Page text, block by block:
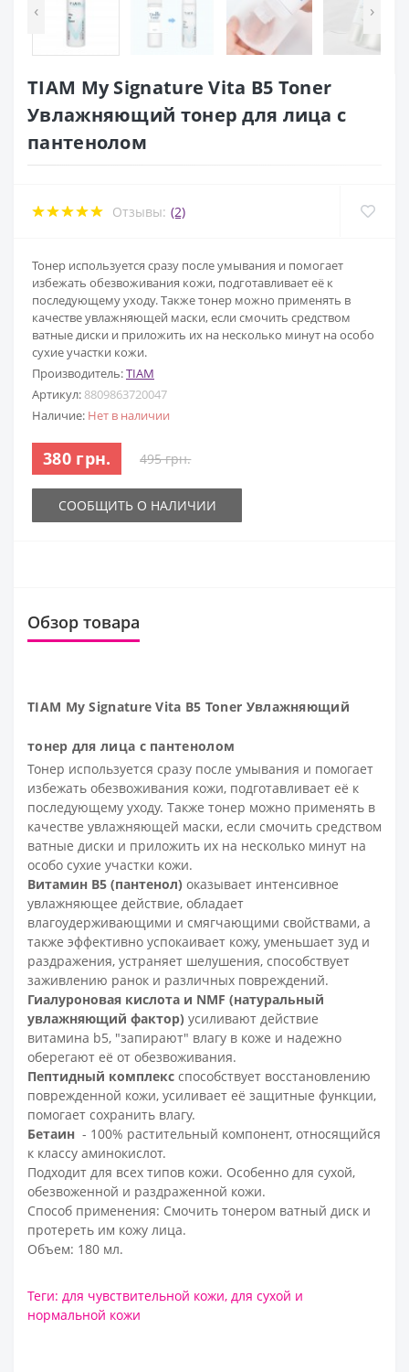
‹ ›
TIAM My Signature Vita B5 Toner
Увлажняющий тонер для лица с
пантенолом
Отзывы: (2)
Тонер используется сразу после умывания и помогает
избежать обезвоживания кожи, подготавливает её к
последующему уходу. Также тонер можно применять в
качестве увлажняющей маски, если смочить средством
ватные диски и приложить их на несколько минут на особо
сухие участки кожи.
Производитель:TIAM
Артикул: 8809863720047
Наличие: Нет в наличии
380 грн. 495 грн.
СООБЩИТЬ О НАЛИЧИИ
Обзор товара
TIAM My Signature Vita B5 Toner Увлажняющий
тонер для лица с пантенолом
Тонер используется сразу после умывания и помогает
избежать обезвоживания кожи, подготавливает её к
последующему уходу. Также тонер можно применять в
качестве увлажняющей маски, если смочить средством
ватные диски и приложить их на несколько минут на
особо сухие участки кожи.
Витамин B5 (пантенол) оказывает интенсивное
увлажняющее действие, обладает
влагоудерживающими и смягчающими свойствами, а
также эффективно успокаивает кожу, уменьшает зуд и
раздражения, устраняет шелушения, способствует
заживлению ранок и различных повреждений.
Гиалуроновая кислота и NMF (натуральный
увлажняющий фактор) усиливают действие
витамина b5, "запирают" влагу в коже и надежно
оберегают её от обезвоживания.
Пептидный комплекс способствует восстановлению
поврежденной кожи, усиливает её защитные функции,
помогает сохранить влагу.
Бетаин - 100% растительный компонент, относящийся
к классу аминокислот.
Подходит для всех типов кожи. Особенно для сухой,
обезвоженной и раздраженной кожи.
Способ применения: Смочить тонером ватный диск и
протереть им кожу лица.
Объем: 180 мл.
Теги: для чувствительной кожи, для сухой и
нормальной кожи